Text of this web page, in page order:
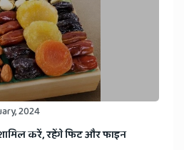
2024
शामिल करें, रहेंगे फिट और फाइन